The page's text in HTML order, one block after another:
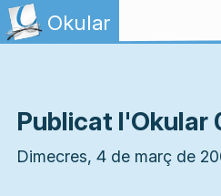
Salta al contingut
Okular
Publicat l'Okular
Dimecres, 4 de març de